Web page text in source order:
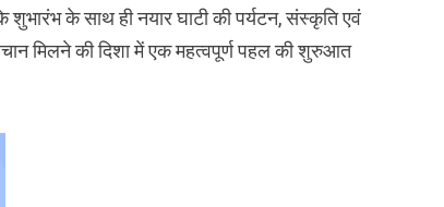
के साथ ही नयार घाटी की पर्यटन, संस्कृति एवं
मिलने की दिशा में एक महत्वपूर्ण पहल की शुरुआत